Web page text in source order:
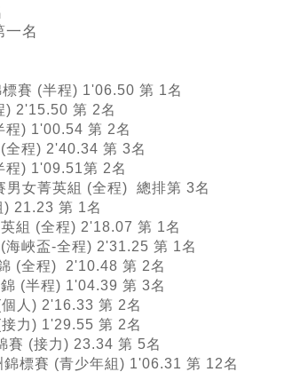
一名
賽 (半程) 1'06.50 第 1名
) 2'15.50 第 2名
程) 1'00.54 第 2名
全程) 2'40.34 第 3名
程) 1'09.51第 2名
男女菁英組 (全程) 總排第 3名
) 21.23 第 1名
組 (全程) 2'18.07 第 1名
海峽盃-全程) 2'31.25 第 1名
(全程) 2'10.48 第 2名
(半程) 1'04.39 第 3名
人) 2'16.33 第 2名
力) 1'29.55 第 2名
賽 (接力) 23.34 第 5名
標賽 (青少年組) 1'06.31 第 12名